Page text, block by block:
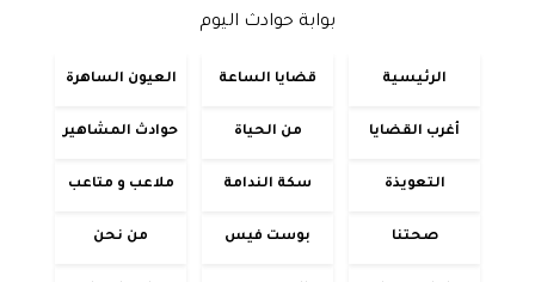
بوابة حوادث اليوم
الرئيسية قضايا الساعة العيون الساهرة
أغرب القضايا من الحياة حوادث المشاهير
التعويذة سكة الندامة ملاعب و متاعب
صحتنا بوست فيس من نحن